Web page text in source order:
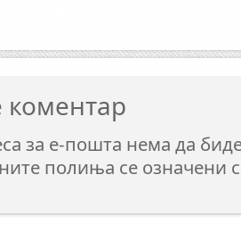
коментар
за е-пошта нема да
полиња се означени